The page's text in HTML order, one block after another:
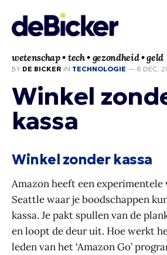
wetenschap • tech • gezondheid • geld
BY DE BICKER IN TECHNOLOGIE — 6 DEC.
Winkel
kassa
Winkel zonder kassa
Amazon heeft een
Seattle waar je boodschappen
kassa. Je pakt spullen van de
en loopt de deur uit. Hoe werkt
leden van het ‘Amazon Go’